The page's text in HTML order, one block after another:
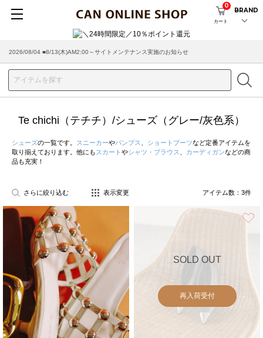
カート
0
BRAND
2026/08/04 ■8/13(木)AM2:00～サイトメンテナンス実施のお知らせ
Te chichi（テチチ）/シューズ（グレー/灰色系）
シューズの一覧です。 スニーカーやパンプス ショートブーツなど定番アイテムを
取り揃えております。他にも スカート やシャツ・ブラウス カーディガンなどの商
品も充実！
さらに絞り込む 表示変更 アイテム数： 3件
SOLD OUT
再入荷受付